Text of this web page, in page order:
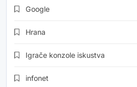
Google
Hrana
Igrače konzole iskustva
infonet